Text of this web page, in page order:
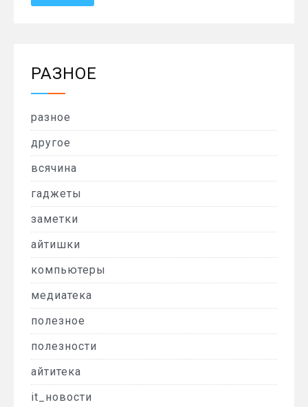
РАЗНОЕ
разное
другое
всячина
гаджеты
заметки
айтишки
компьютеры
медиатека
полезное
полезности
айтитека
it_новости